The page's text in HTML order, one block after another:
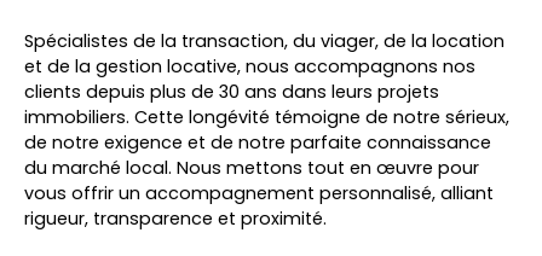
Spécialistes de la transaction, du viager, de la location
et de la gestion locative, nous accompagnons nos
clients depuis plus de 30 ans dans leurs projets
immobiliers. Cette longévité témoigne de notre sérieux,
de notre exigence et de notre parfaite connaissance
du marché local. Nous mettons tout en œuvre pour
vous offrir un accompagnement personnalisé, alliant
rigueur, transparence et proximité.